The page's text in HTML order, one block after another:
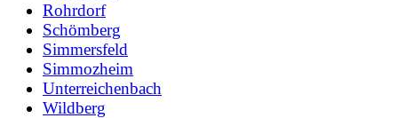
Rohrdorf
Schömberg
Simmersfeld
Simmozheim
Unterreichenbach
Wildberg